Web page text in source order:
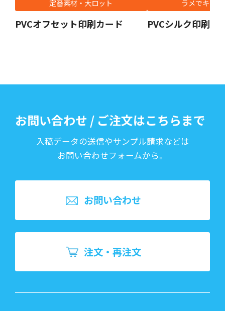
定番素材・大ロット
PVCオフセット印刷カード
ラメでキラ
PVCシルク印刷カ
お問い合わせ / ご注文はこちらまで
入稿データの送信やサンプル請求などは
お問い合わせフォームから。
お問い合わせ
注文・再注文